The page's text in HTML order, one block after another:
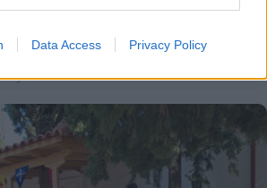
Data Access Privacy Policy
δωρεάν: Η OpenAI καταργεί τα